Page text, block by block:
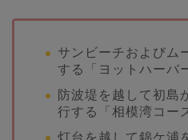
サンビーチおよびム
する「ヨットハーバ
防波堤を越して初島
行する「相模湾コー